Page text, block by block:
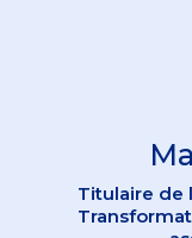
Titulaire de